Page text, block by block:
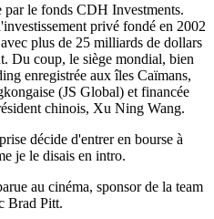
par le fonds CDH Investments.
privé fondé en 2002
plus de 25 milliards de dollars
Du coup, le siège mondial, bien
enregistrée aux îles Caïmans,
(JS Global) et financée
chinois, Xu Ning Wang.
décide d'entrer en bourse à
je le disais en intro.
au cinéma, sponsor de la team
Brad Pitt.